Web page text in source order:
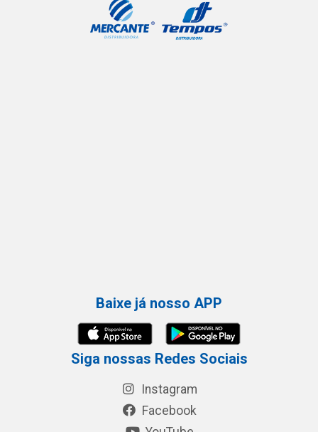
Baixe já nosso APP
Siga nossas Redes Sociais
Instagram
Facebook